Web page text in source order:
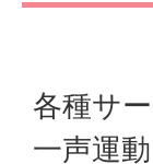
各種サ
一声運